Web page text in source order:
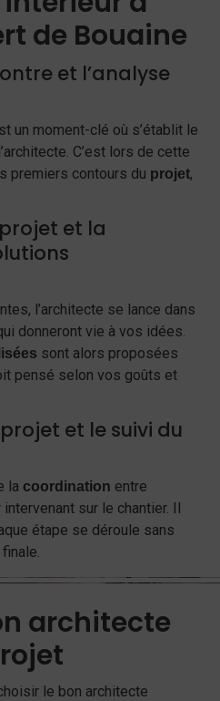
de Bouaine
et l’analyse
un moment-clé où s’établit le
C’est lors de cette
premiers contours du projet,
et la
l’architecte se lance dans
donneront vie à vos idées.
sont alors proposées
pensé selon vos goûts et
et le suivi du
la coordination entre
sur le chantier. Il
étape se déroule sans
finale.
architecte
le bon architecte